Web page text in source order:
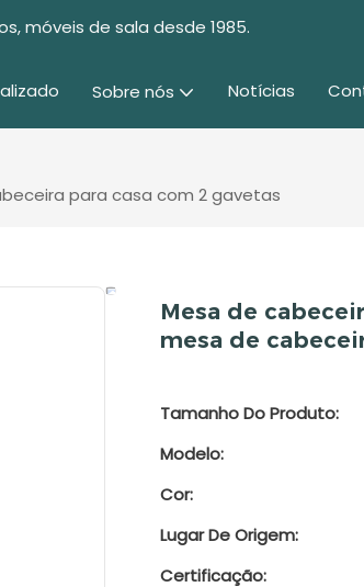
móveis de sala desde 1985.
Sobre nós Notícias
para casa com 2 gavetas
Mesa de
mesa de
Tamanho Do Produto:
Modelo:
Cor:
Lugar De Origem:
Certificação: